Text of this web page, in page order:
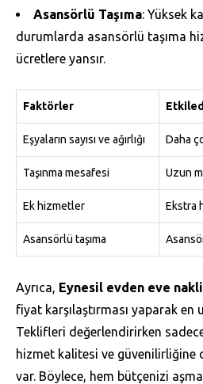
Asansörlü Taşıma: Yüksek
durumlarda asansörlü taşıma
ücretlere yansır.
Faktörler
Eşyaların sayısı ve ağırlığı Daha
Taşınma mesafesi Uzun
Ek hizmetler Ekstra
Asansörlü taşıma
Ayrıca, Eynesil evden eve
fiyat karşılaştırması yaparak
Teklifleri değerlendirirken
hizmet kalitesi ve güvenilirliğine
var. Böylece, hem bütçenizi